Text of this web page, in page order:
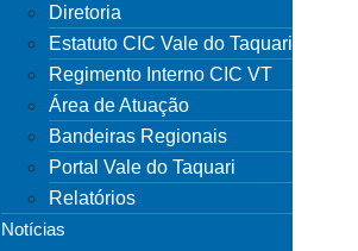
Diretoria
Estatuto CIC Vale do Taquari
Regimento Interno CIC VT
Área de Atuação
Bandeiras Regionais
Portal Vale do Taquari
Relatórios
Notícias